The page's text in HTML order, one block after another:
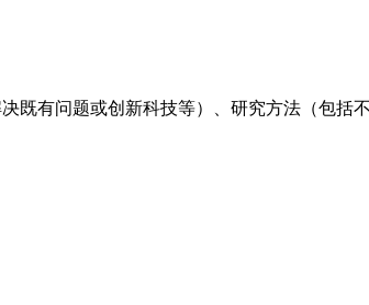
既有问题或创新科技等）、研究方法（包